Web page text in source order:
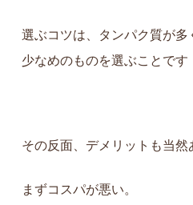
選ぶコツは、タンパク質が
少なめのものを選ぶことです
その反面、デメリットも当然
まずコスパが悪い。